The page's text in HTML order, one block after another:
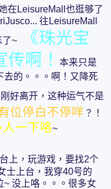
在LeisureMall也逛够了
往LeisureMall
了~
《珠光宝
啊！
本来只是
去的。。。啊！又降死
好离开，这种运气不是
位停白不停咩 ？！
人一下咯~
上，玩游戏，要找2个
士上台，我穿40号的
没上咯。。。很多女